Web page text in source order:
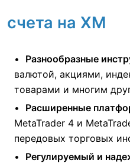
счета на XM
Разнообразные
валютой, акциями,
товарами и многим
Расширенные
MetaTrader 4 и
передовых торговых
Регулируемый и